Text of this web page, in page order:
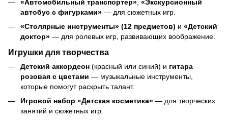
«Автомобильный транспортер» «Экскурсионный
автобус с фигурками» — для сюжетных игр.
«Столярные инструменты» (12 предметов) и «Детский
доктор» — для ролевых игр, развивающих воображение.
Игрушки для творчества
Детский аккордеон (красный или синий) и гитара
розовая с цветами — музыкальные инструменты,
которые помогут раскрыть талант.
Игровой набор «Детская косметика» — для творческих
занятий и сюжетных игр.